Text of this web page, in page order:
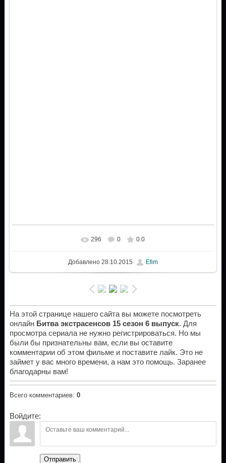
296 0 0.0
Добавлено28.10.2015 Efim
На этой странице нашего сайта вы можете посмотреть
онлайн Битва экстрасенсов 15 сезон 6 выпуск. Для
просмотра сериала не нужно регистрироваться. Но мы
были бы признательны вам, если вы оставите
комментарии об этом фильме и поставите лайк. Это не
займет у вас много времени, а нам это помощь. Заранее
благодарны вам!
Всего комментариев: 0
Войдите:
Отправить